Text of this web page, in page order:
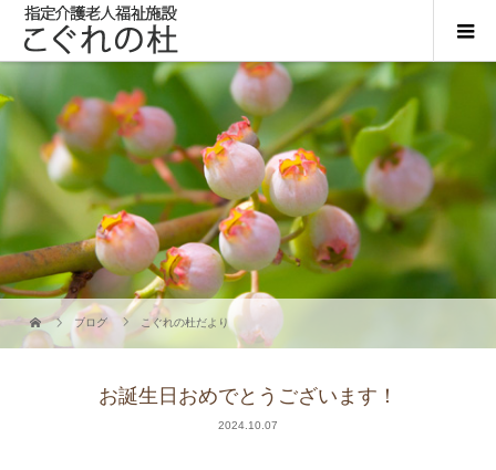
ブログ こぐれの杜だより
お誕生日おめでとうございます！
2024.10.07